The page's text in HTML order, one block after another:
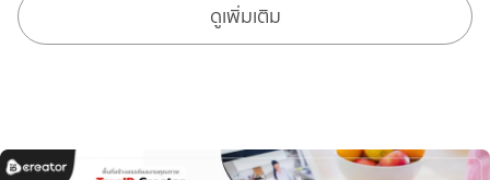
ดูเพิ่มเติม